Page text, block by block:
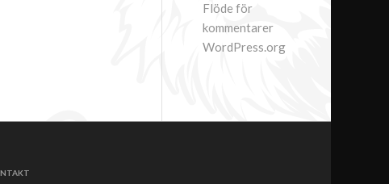
Flöde för
kommentarer
WordPress.org